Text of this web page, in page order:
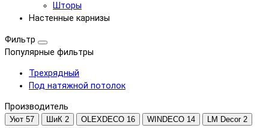
Шторы
Настенные карнизы
Фильтр
Популярные фильтры
Трехрядный
Под натяжной потолок
Производитель
Уют 57 ШиК 2 OLEXDECO 16 WINDECO 14 LM Decor 2